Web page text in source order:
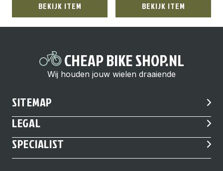
BEKIJK ITEM BEKIJK ITEM
CHEAP BIKE SHOP.NL
Wij houden jouw wielen draaiende
SITEMAP
LEGAL
SPECIALIST